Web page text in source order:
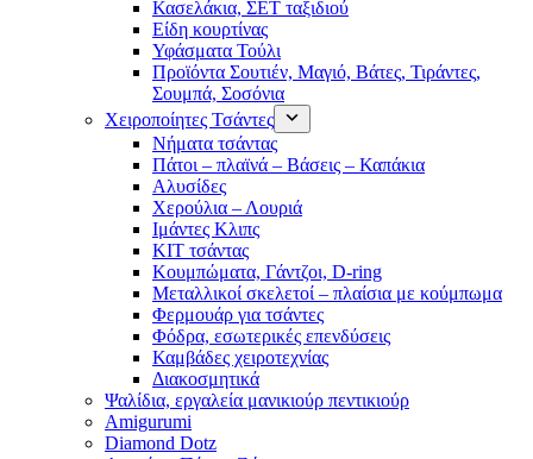
Κασελάκια, ΣΕΤ ταξιδιού
Είδη κουρτίνας
Υφάσματα Τούλι
Προϊόντα Σουτιέν, Μαγιό, Βάτες, Τιράντες,
Σουμπά, Σοσόνια
Χειροποίητες Τσάντες
Νήματα τσάντας
Πάτοι – πλαϊνά – Βάσεις – Καπάκια
Αλυσίδες
Χερούλια – Λουριά
Ιμάντες Κλιπς
ΚΙΤ τσάντας
Κουμπώματα, Γάντζοι, D-ring
Μεταλλικοί σκελετοί – πλαίσια με κούμπωμα
Φερμουάρ για τσάντες
Φόδρα, εσωτερικές επενδύσεις
Καμβάδες χειροτεχνίας
Διακοσμητικά
Ψαλίδια, εργαλεία μανικιούρ πεντικιούρ
Amigurumi
Diamond Dotz